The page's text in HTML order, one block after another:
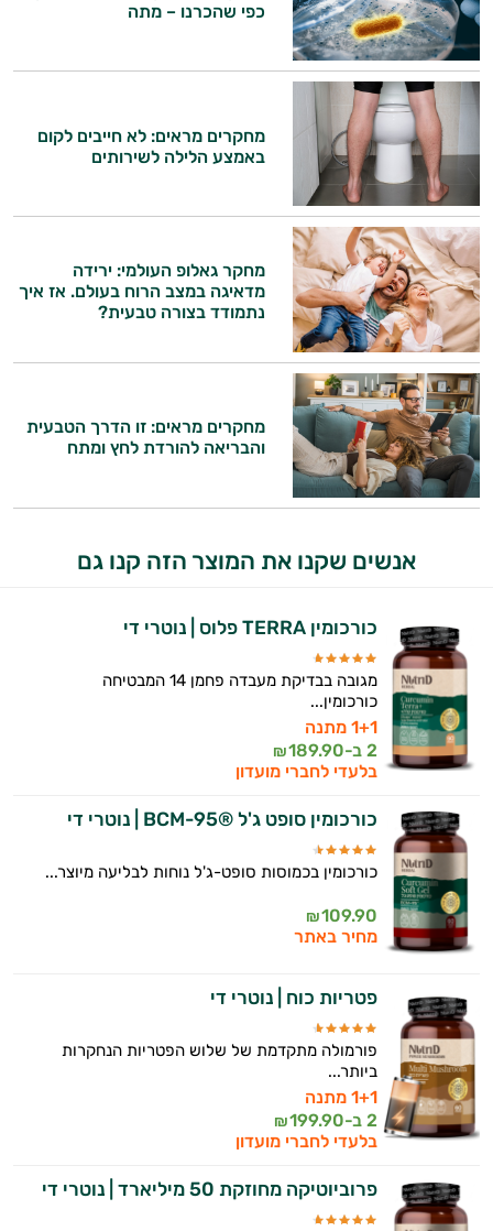
כפי שהכרנו – מתה
מחקרים מראים: לא חייבים לקום
באמצע הלילה לשירותים
מחקר גאלופ העולמי: ירידה
מדאיגה במצב הרוח בעולם. אז איך
נתמודד בצורה טבעית?
מחקרים מראים: זו הדרך הטבעית
והבריאה להורדת לחץ ומתח
אנשים שקנו את המוצר הזה קנו גם
כורכומין TERRA פלוס | נוטרי די
מגובה בבדיקת מעבדה פחמן 14 המבטיחה
כורכומין...
1+1 מתנה
2 ב-
189.90
₪
בלעדי לחברי מועדון
כורכומין סופט ג'ל ®BCM-95 | נוטרי די
כורכומין בכמוסות סופט-ג'ל נוחות לבליעה מיוצר...
109.90
₪
מחיר באתר
פטריות כוח | נוטרי די
פורמולה מתקדמת של שלוש הפטריות הנחקרות
ביותר...
1+1 מתנה
2 ב-
199.90
₪
בלעדי לחברי מועדון
פרוביוטיקה מחוזקת 50 מיליארד | נוטרי די
היי,
אני יועץ הבריאות האישי AI של טבע בריא.
התשובות שלי מבוססות על מאגרי מידע קליניים
וספרות מקצועית בתחומי הרפואה הטבעית
ותזונת הספורט.
אני כאן כדי לעזור לך להתאים את תוספי
התזונה ומוצרי הבריאות המדויקים למטרות
ולמצב הגופני שלך, ולהסביר לך אילו רכיבים
עובדים יחד כדי למקסם תוצאות גם בחיי היום
יום וגם בתחום הכושר והספורט.
המטרה שלי היא להתאים עבורך המלצות
זה הזמן להתחיל. איך אוכל לעזור?